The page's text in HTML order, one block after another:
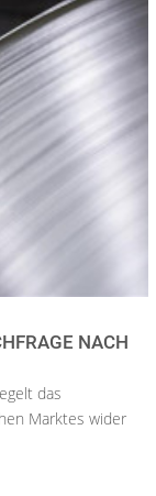
NACH
das
Marktes wider